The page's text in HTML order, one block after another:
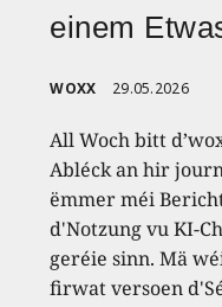
einem
WOXX 29.05.2026
All Woch bitt
Abléck an hir
ëmmer méi
d'Notzung vu KI-
geréie sinn. Mä
firwat versoen